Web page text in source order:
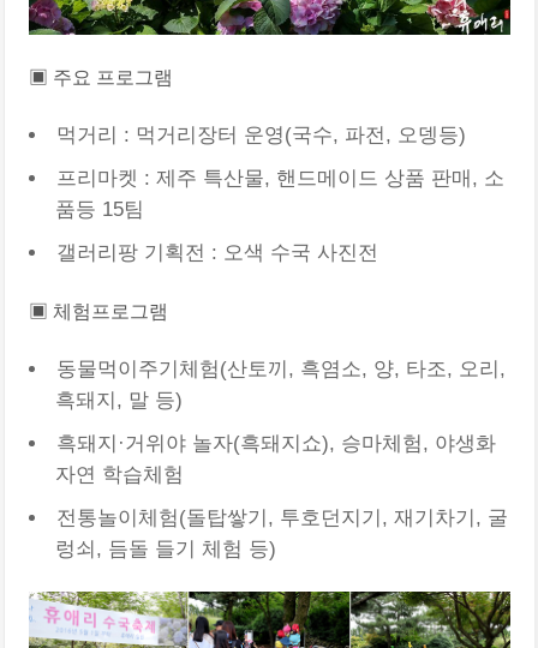
▣ 주요 프로그램
먹거리 : 먹거리장터 운영(국수, 파전, 오뎅등)
프리마켓 : 제주 특산물, 핸드메이드 상품 판매, 소
품등 15팀
갤러리팡 기획전 : 오색 수국 사진전
▣ 체험프로그램
동물먹이주기체험(산토끼, 흑염소, 양, 타조, 오리,
흑돼지, 말 등)
흑돼지·거위야 놀자(흑돼지쇼), 승마체험, 야생화
자연 학습체험
전통놀이체험(돌탑쌓기, 투호던지기, 재기차기, 굴
렁쇠, 듬돌 들기 체험 등)